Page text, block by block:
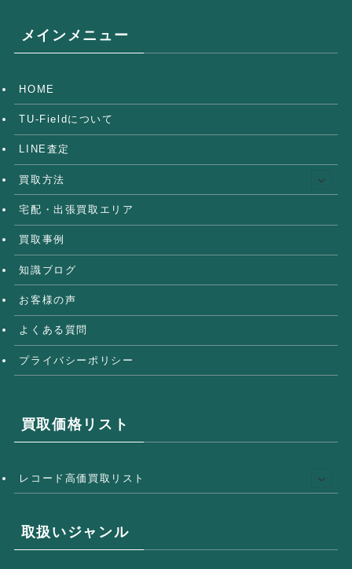
メインメニュー
HOME
TU-Fieldについて
LINE査定
買取方法
宅配・出張買取エリア
買取事例
知識ブログ
お客様の声
よくある質問
プライバシーポリシー
買取価格リスト
レコード高価買取リスト
取扱いジャンル